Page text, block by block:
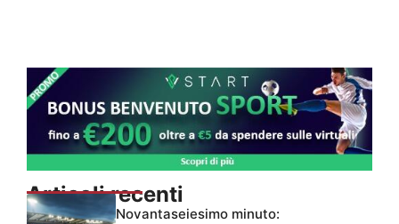
Articoli recenti
Novantaseiesimo minuto: